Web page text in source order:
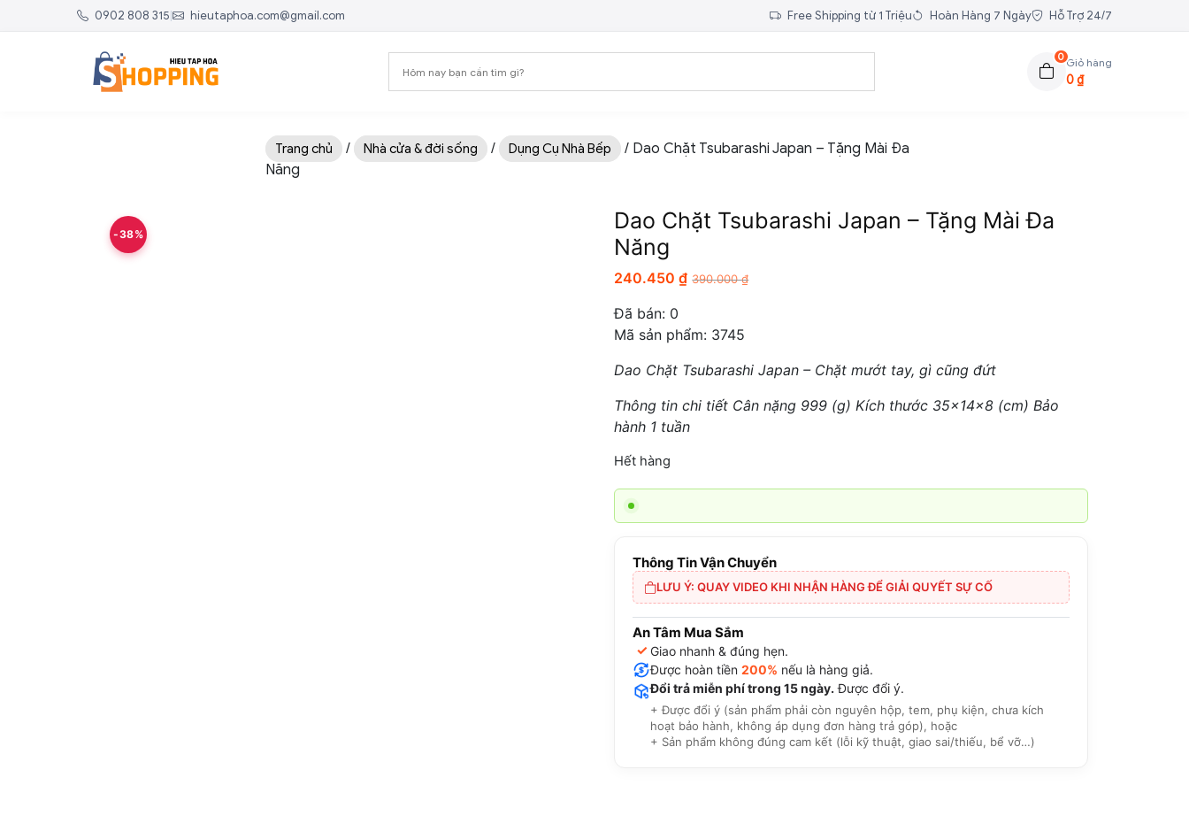
0902 808 315| hieutaphoa.com@gmail.com Free Shipping từ 1 Triệu Hoàn Hàng 7 Ngày Hỗ Trợ 24/7
0Giỏ hàng
0₫
Trang chủ / Nhà cửa & đời sống / Dụng Cụ Nhà Bếp
/ Dao Chặt Tsubarashi Japan – Tặng Mài Đa
Năng
-38%
Dao Chặt Tsubarashi Japan – Tặng Mài Đa
Năng
240.450₫ 390.000₫
Đã bán: 0
Mã sản phẩm: 3745
Dao Chặt Tsubarashi Japan – Chặt mướt tay, gì cũng đứt
Thông tin chi tiết Cân nặng 999 (g) Kích thước 35x14x8 (cm) Bảo
hành 1 tuần
Hết hàng
Thông Tin Vận Chuyển
LƯU Ý: QUAY VIDEO KHI NHẬN HÀNG ĐỂ GIẢI QUYẾT SỰ CỐ
An Tâm Mua Sắm
✓ Giao nhanh & đúng hẹn.
Được hoàn tiền200% nếu là hàng giả.
Đổi trả miễn phí trong 15 ngày. Được đổi ý.
+ Được đổi ý (sản phẩm phải còn nguyên hộp, tem, phụ kiện, chưa kích
hoạt bảo hành, không áp dụng đơn hàng trả góp), hoặc
+ Sản phẩm không đúng cam kết (lỗi kỹ thuật, giao sai/thiếu, bể vỡ…)